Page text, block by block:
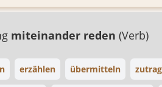
miteinander reden (Verb)
erzählen übermitteln